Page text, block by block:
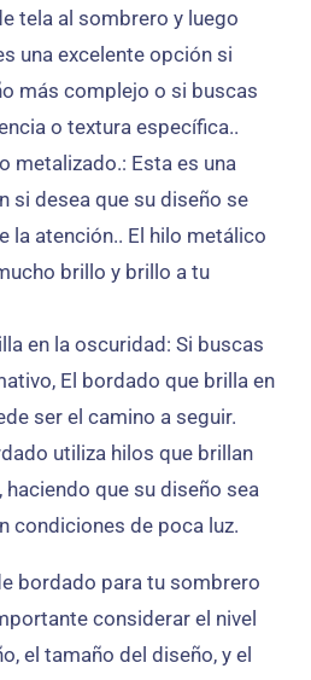
tela al sombrero y luego
una excelente opción si
más complejo o si buscas
o textura específica..
metalizado.: Esta es una
si desea que su diseño se
la atención.. El hilo metálico
brillo y brillo a tu
en la oscuridad: Si buscas
El bordado que brilla en
ser el camino a seguir.
utiliza hilos que brillan
haciendo que su diseño sea
condiciones de poca luz.
bordado para tu sombrero
considerar el nivel
el tamaño del diseño, y el